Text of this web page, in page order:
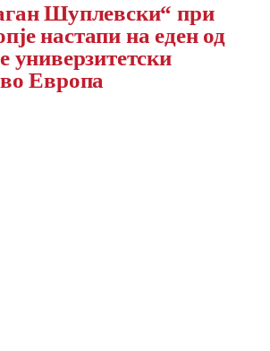
Шуплевски“ при
настапи на еден од
универзитетски
Европа